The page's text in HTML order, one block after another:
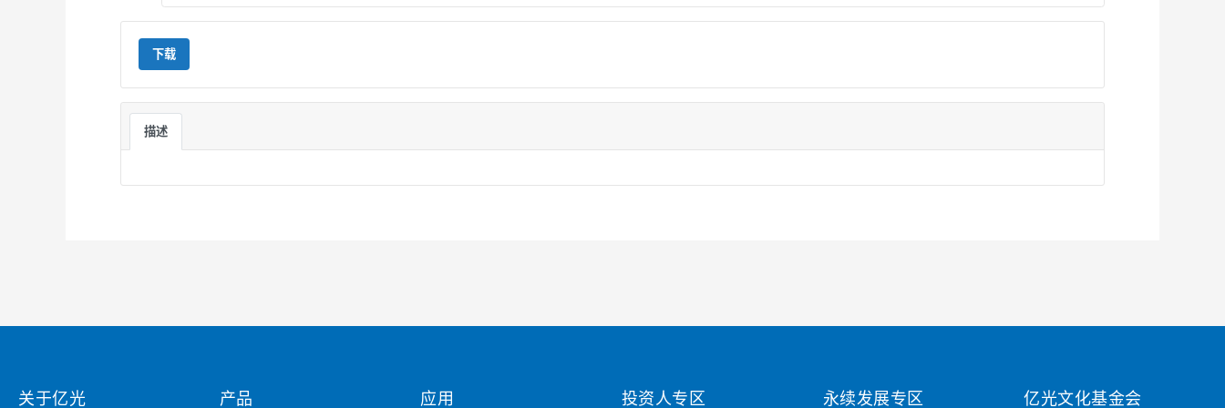
下载
描述
关于亿光 产品 应用 投资人专区 永续发展专区 亿光文化基金会